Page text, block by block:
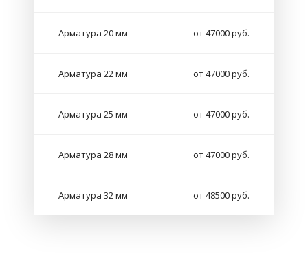
Арматура 20 мм от 47000 руб.
Арматура 22 мм от 47000 руб.
Арматура 25 мм от 47000 руб.
Арматура 28 мм от 47000 руб.
Арматура 32 мм от 48500 руб.